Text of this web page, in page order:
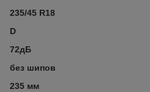
235/45 R18
D
72дБ
без шипов
235 мм